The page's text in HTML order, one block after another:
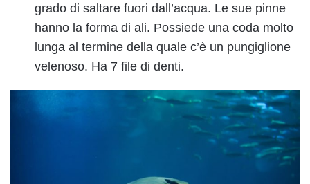
grado di saltare fuori dall’acqua. Le sue pinne
hanno la forma di ali. Possiede una coda molto
lunga al termine della quale c’è un pungiglione
velenoso. Ha 7 file di denti.